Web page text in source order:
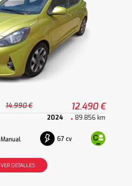
14.990 € 12.490 €
2024 89.856 km
Manual 67 cv
VER DETALLES